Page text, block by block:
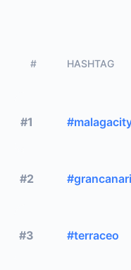
# HASHTAG
#1
#2
#3 #terraceo